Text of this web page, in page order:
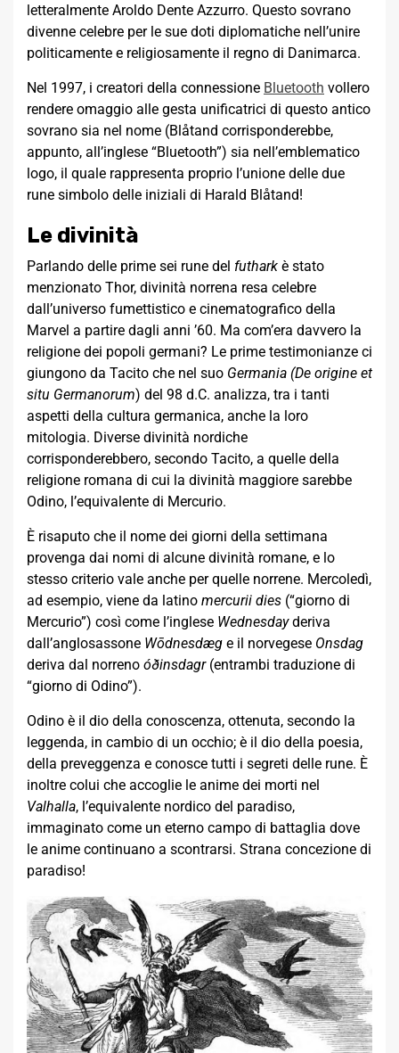
letteralmente Aroldo Dente Azzurro. Questo sovrano
divenne celebre per le sue doti diplomatiche nell’unire
politicamente e religiosamente il regno di Danimarca.
Nel 1997, i creatori della connessione Bluetooth vollero
rendere omaggio alle gesta unificatrici di questo antico
sovrano sia nel nome (Blåtand corrisponderebbe,
appunto, all’inglese “Bluetooth”) sia nell’emblematico
logo, il quale rappresenta proprio l’unione delle due
rune simbolo delle iniziali di Harald Blåtand!
Le divinità
Parlando delle prime sei rune del futhark è stato
menzionato Thor, divinità norrena resa celebre
dall’universo fumettistico e cinematografico della
Marvel a partire dagli anni ’60. Ma com’era davvero la
religione dei popoli germani? Le prime testimonianze ci
giungono da Tacito che nel suo Germania (De origine et
situ Germanorum) del 98 d.C. analizza, tra i tanti
aspetti della cultura germanica, anche la loro
mitologia. Diverse divinità nordiche
corrisponderebbero, secondo Tacito, a quelle della
religione romana di cui la divinità maggiore sarebbe
Odino, l’equivalente di Mercurio.
È risaputo che il nome dei giorni della settimana
provenga dai nomi di alcune divinità romane, e lo
stesso criterio vale anche per quelle norrene. Mercoledì,
ad esempio, viene da latino mercurii dies (“giorno di
Mercurio”) così come l’inglese Wednesdayderiva
dall’anglosassone Wōdnesdæg e il norvegese Onsdag
deriva dal norreno óðinsdagr(entrambi traduzione di
“giorno di Odino”).
Odino è il dio della conoscenza, ottenuta, secondo la
leggenda, in cambio di un occhio; è il dio della poesia,
della preveggenza e conosce tutti i segreti delle rune. È
inoltre colui che accoglie le anime dei morti nel
Valhalla, l’equivalente nordico del paradiso,
immaginato come un eterno campo di battaglia dove
le anime continuano a scontrarsi. Strana concezione di
paradiso!